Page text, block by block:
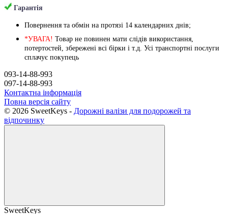
Гарантія
Повернення та обмін на протязі 14 календарних днів;
*УВАГА! Товар не повинен мати слідів використання,
потертостей, збережені всі бірки і т.д. Усі транспортні послуги
сплачує покупець
093-14-88-993
097-14-88-993
Контактна інформація
Повна версія сайту
© 2026 SweetKeys - Дорожні валізи для подорожей та
відпочинку
SweetKeys